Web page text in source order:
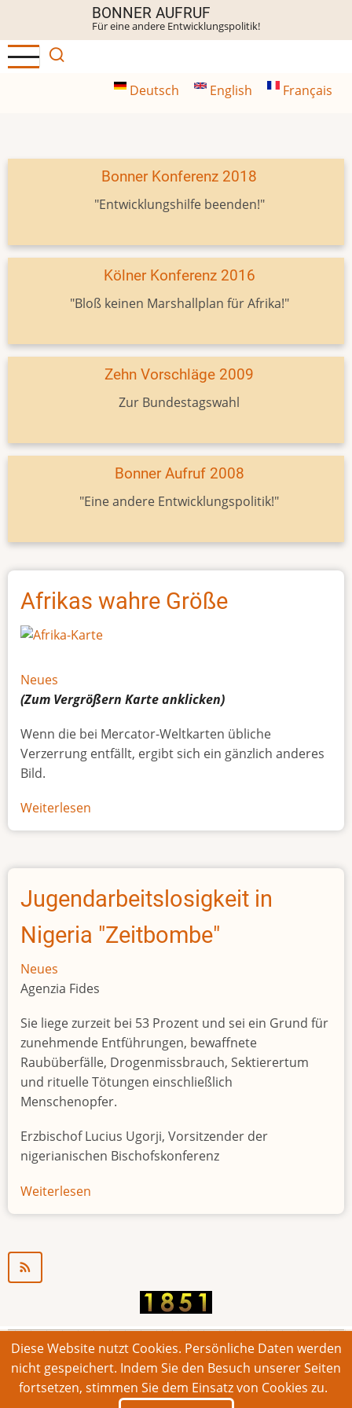
Inhalt
BONNER AUFRUF
Für eine andere Entwicklungspolitik!
Deutsch English Français
Bonner Konferenz 2018
"Entwicklungshilfe beenden!"
Kölner Konferenz 2016
"Bloß keinen Marshallplan für Afrika!"
Zehn Vorschläge 2009
Zur Bundestagswahl
Bonner Aufruf 2008
"Eine andere Entwicklungspolitik!"
Afrikas wahre Größe
Neues
(Zum Vergrößern Karteanklicken)
Wenn die bei Mercator-Weltkarten übliche
Verzerrung entfällt, ergibt sich ein gänzlich anderes
Bild.
Weiterlesen
Afrikas
Größe
Jugendarbeitslosigkeit in
Nigeria "Zeitbombe"
Neues
Agenzia Fides
Sie liege zurzeit bei 53 Prozent und sei ein Grund für
zunehmende Entführungen, bewaffnete
Raubüberfälle, Drogenmissbrauch, Sektierertum
und rituelle Tötungen einschließlich
Menschenopfer.
Erzbischof Lucius Ugorji, Vorsitzender der
nigerianischen Bischofskonferenz
Weiterlesen
Jugendarbeitslosigkeit
© 2026 Bonner Aufruf. Alle Rechte vorbehalten.
Footer
Impressum Kontakt Intern
Diese Website nutzt Cookies. Persönliche Daten werden
nicht gespeichert. Indem Sie den Besuch unserer Seiten
fortsetzen, stimmen Sie dem Einsatz von Cookies zu.